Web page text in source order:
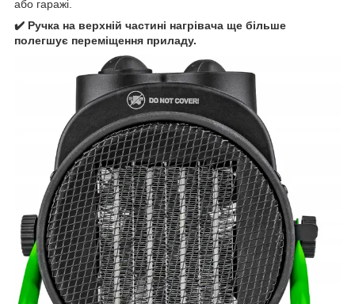
або гаражі.
✔️ Ручка на верхній частині нагрівача ще більше
полегшує переміщення приладу.